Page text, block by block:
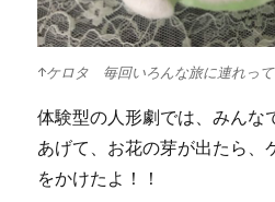
↑ケロタ 毎回いろんな旅に連れっ
体験型の人形劇では、みんな
あげて、お花の芽が出たら、
をかけたよ！！